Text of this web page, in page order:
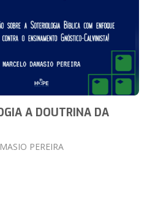
A DOUTRINA DA
PEREIRA